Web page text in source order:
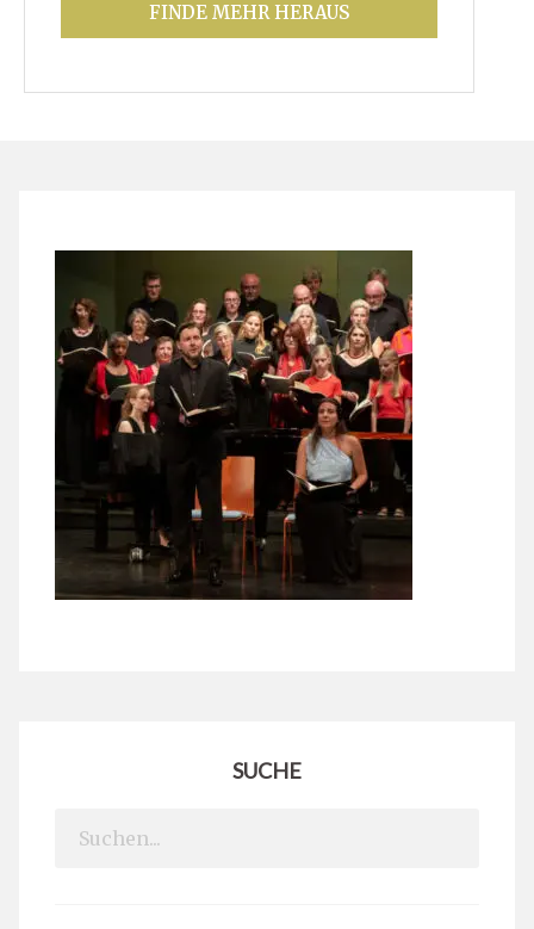
FINDE MEHR HERAUS
SUCHE
Search